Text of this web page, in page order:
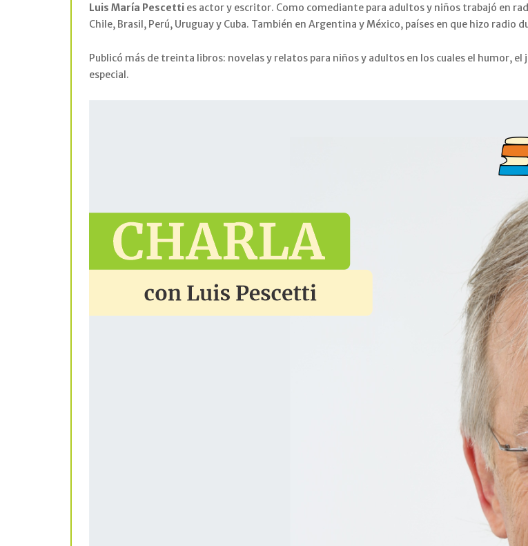
Luis María Pescetti es actor y escritor. Como comediante para adultos y niños trabajó en
Chile, Brasil, Perú, Uruguay y Cuba. También en Argentina y México, países en que hizo radio
Publicó más de treinta libros: novelas y relatos para niños y adultos en los cuales el humor,
especial.